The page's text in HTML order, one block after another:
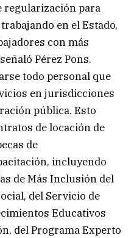
regularización para
en el Estado,
con más
Pérez Pons.
todo personal que
en jurisdicciones
pública. Esto
de locación de
de
incluyendo
de Más Inclusión del
del Servicio de
Educativos
del Programa Experto